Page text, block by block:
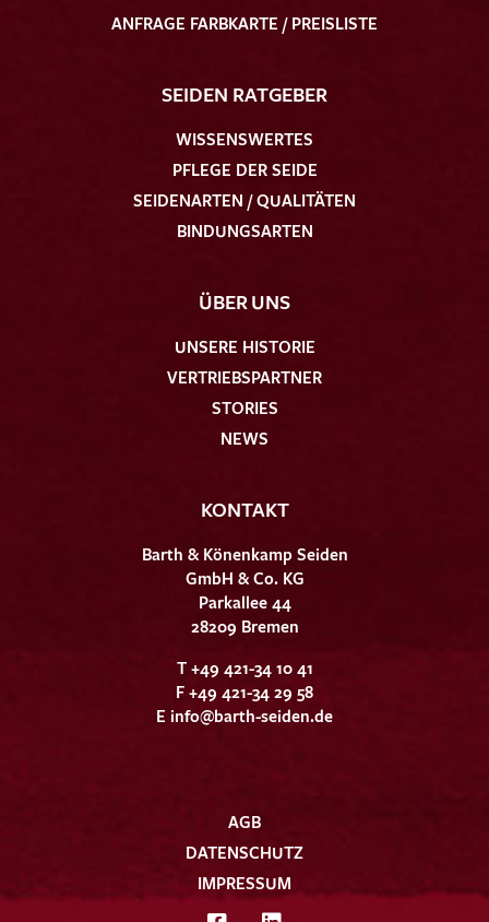
ANFRAGE FARBKARTE / PREISLISTE
SEIDEN RATGEBER
WISSENSWERTES
PFLEGE DER SEIDE
SEIDENARTEN / QUALITÄTEN
BINDUNGSARTEN
ÜBER UNS
UNSERE HISTORIE
VERTRIEBSPARTNER
STORIES
NEWS
KONTAKT
Barth & Könenkamp Seiden
GmbH & Co. KG
Parkallee 44
28209 Bremen
T +49 421-34 10 41
F +49 421-34 29 58
E info@barth-seiden.de
AGB
DATENSCHUTZ
IMPRESSUM